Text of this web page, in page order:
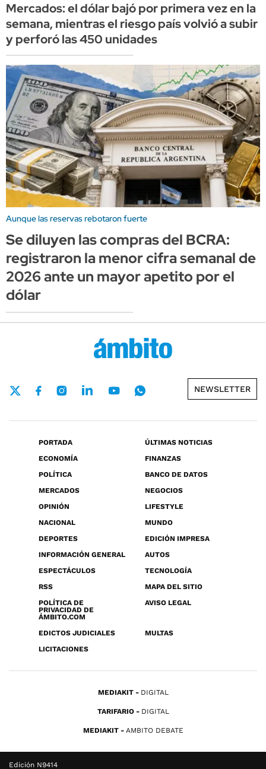
Mercados: el dólar bajó por primera vez en la
semana, mientras el riesgo país volvió a subir
y perforó las 450 unidades
Aunque las reservas rebotaron fuerte
Se diluyen las compras del BCRA:
registraron la menor cifra semanal de
2026 ante un mayor apetito por el
dólar
NEWSLETTER
PORTADA
ÚLTIMAS NOTICIAS
ECONOMÍA
FINANZAS
POLÍTICA
BANCO DE DATOS
MERCADOS
NEGOCIOS
OPINIÓN
LIFESTYLE
NACIONAL
MUNDO
DEPORTES
EDICIÓN IMPRESA
INFORMACIÓN GENERAL
AUTOS
ESPECTÁCULOS
TECNOLOGÍA
RSS
MAPA DEL SITIO
POLÍTICA DE
PRIVACIDAD DE
ÁMBITO.COM
AVISO LEGAL
EDICTOS JUDICIALES
MULTAS
LICITACIONES
MEDIAKIT DIGITAL
TARIFARIO DIGITAL
MEDIAKIT AMBITO DEBATE
Edición N9414